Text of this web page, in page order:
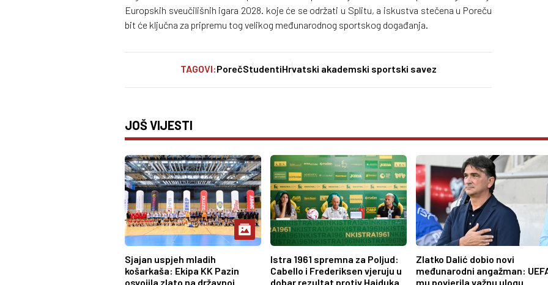
Europskih sveučilišnih igara 2028. koje će se održati u Splitu, a iskustva stečena u Poreču
bit će ključna za pripremu tog velikog međunarodnog sportskog događanja.
TAGOVI:PorečStudentiHrvatski akademski sportski savez
JOŠ VIJESTI
Sjajan uspjeh mladih
košarkaša: Ekipa KK Pazin
osvojila zlato na državnoj
Istra 1961 spremna za Poljud:
Cabello i Frederiksen vjeruju u
dobar rezultat protiv Hajduka
Zlatko Dalić dobio novi
međunarodni angažman:
mu povjerila važnu ulogu